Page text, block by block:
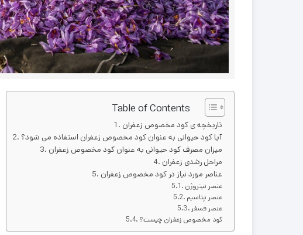
Table of Contents
تاریخچه ی کود مخصوص زعفران
آیا کود حیوانی به عنوان کود مخصوص زعفران استفاده می شود؟
میزان مصرف کود حیوانی به عنوان کود مخصوص زعفران
مراحل رشدی زعفران
عناصر مورد نیاز در کود مخصوص زعفران
عنصر نیتروژن
عنصر پتاسیم
عنصر فسفر
کود مخصوص زعفران چیست؟